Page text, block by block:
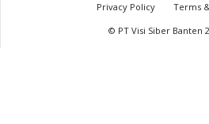
Privacy Policy
Terms
© PT Visi Siber Banten